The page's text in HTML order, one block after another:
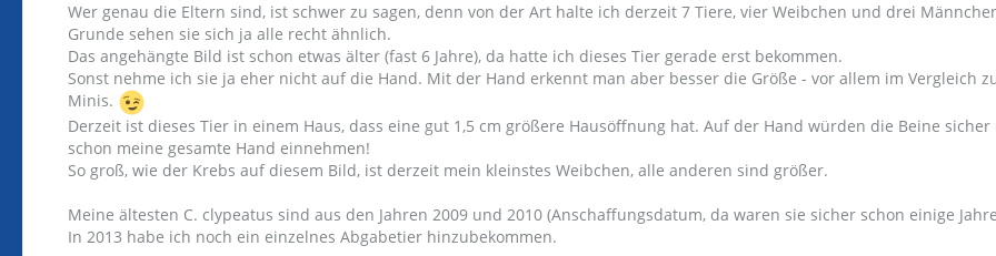
Wer genau die Eltern sind, ist schwer zu sagen, denn von der Art halte ich derzeit 7 Tiere, vier Weibchen und drei
Grunde sehen sie sich ja alle recht ähnlich.
Das angehängte Bild ist schon etwas älter (fast 6 Jahre), da hatte ich dieses Tier gerade erst bekommen.
Sonst nehme ich sie ja eher nicht auf die Hand. Mit der Hand erkennt man aber besser die Größe - vor allem im Vergleich
Minis.
Derzeit ist dieses Tier in einem Haus, dass eine gut 1,5 cm größere Hausöffnung hat. Auf der Hand würden die Beine sicher
schon meine gesamte Hand einnehmen!
So groß, wie der Krebs auf diesem Bild, ist derzeit mein kleinstes Weibchen, alle anderen sind größer.
Meine ältesten C. clypeatus sind aus den Jahren 2009 und 2010 (Anschaffungsdatum, da waren sie sicher schon einige
In 2013 habe ich noch ein einzelnes Abgabetier hinzubekommen.